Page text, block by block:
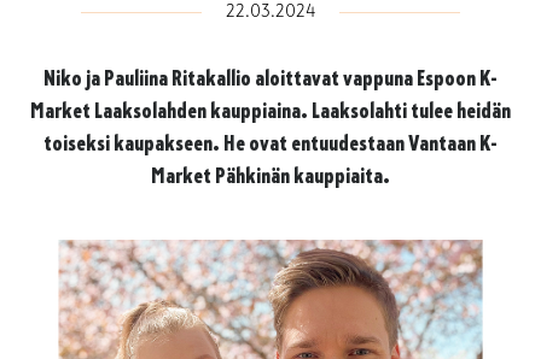
22.03.2024
Niko ja Pauliina Ritakallio aloittavat vappuna Espoon K-
Market Laaksolahden kauppiaina. Laaksolahti tulee heidän
toiseksi kaupakseen. He ovat entuudestaan Vantaan K-
Market Pähkinän kauppiaita.